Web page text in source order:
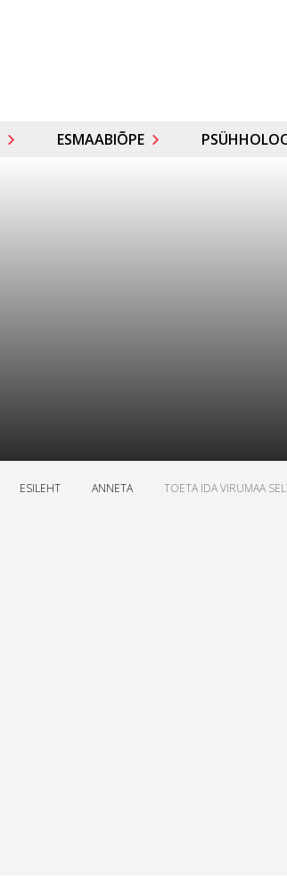
ESMAABIÕPE
ESILEHT ANNETA TOETA IDA VIRUMAA